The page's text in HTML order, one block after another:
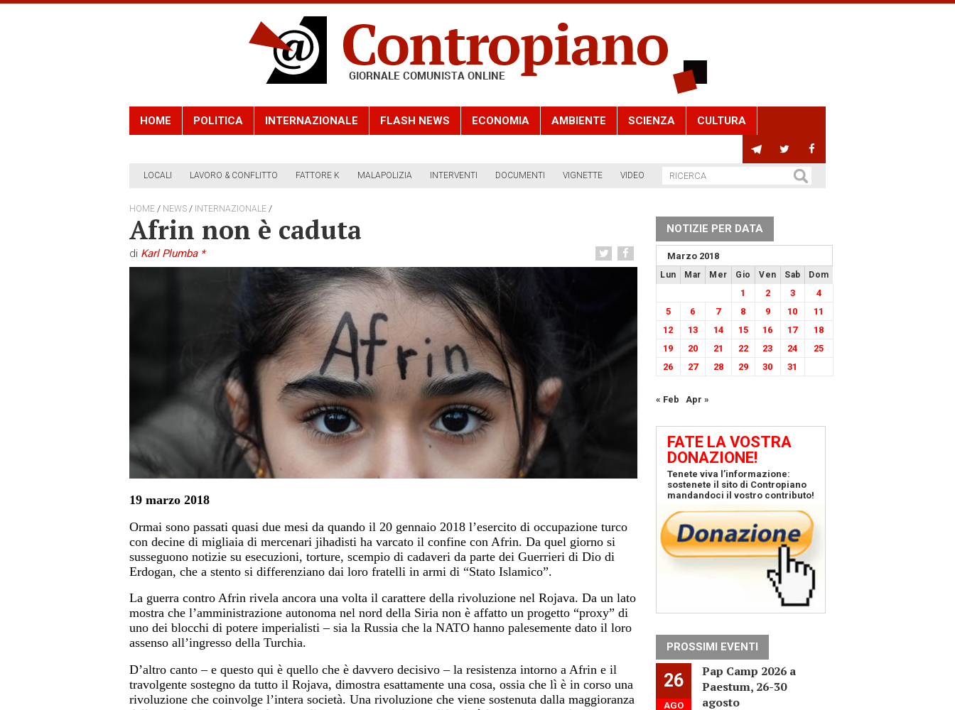
HOME POLITICA INTERNAZIONALE FLASH NEWS ECONOMIA AMBIENTE SCIENZA CULTURA
LOCALI LAVORO & CONFLITTO FATTORE K MALAPOLIZIA INTERVENTI DOCUMENTI VIGNETTE VIDEO
HOME / NEWS / INTERNAZIONALE /
Afrin non è caduta
di Karl Plumba *
19 marzo 2018
Ormai sono passati quasi due mesi da quando il 20 gennaio 2018 l’esercito di occupazione turco
con decine di migliaia di mercenari jihadisti ha varcato il confine con Afrin. Da quel giorno si
susseguono notizie su esecuzioni, torture, scempio di cadaveri da parte dei Guerrieri di Dio di
Erdogan, che a stento si differenziano dai loro fratelli in armi di “Stato Islamico”.
La guerra contro Afrin rivela ancora una volta il carattere della rivoluzione nel Rojava. Da un lato
mostra che l’amministrazione autonoma nel nord della Siria non è affatto un progetto “proxy” di
uno dei blocchi di potere imperialisti – sia la Russia che la NATO hanno palesemente dato il loro
assenso all’ingresso della Turchia.
D’altro canto – e questo qui è quello che è davvero decisivo – la resistenza intorno a Afrin e il
travolgente sostegno da tutto il Rojava, dimostra esattamente una cosa, ossia che lì è in corso una
rivoluzione che coinvolge l’intera società. Una rivoluzione che viene sostenuta dalla maggioranza
NOTIZIE PER DATA
Marzo 2018
Lun Mar Mer Gio Ven Sab Dom
1 2 3
4
5
6 7 8 9 10
11
12
13 14 15 16 17
18
19
20 21 22 23 24
25
26
27 28 29 30 31
« Feb Apr »
FATE LA VOSTRA
DONAZIONE!
Tenete viva l’informazione:
sostenete il sito di Contropiano
mandandoci il vostro contributo!
PROSSIMI EVENTI
26
AGO
Pap Camp 2026 a
Paestum, 26-30
agosto